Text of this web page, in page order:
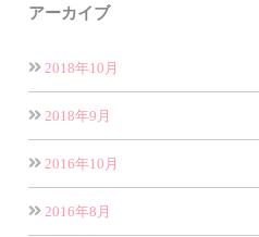
アーカイブ
2018年10月
2018年9月
2016年10月
2016年8月